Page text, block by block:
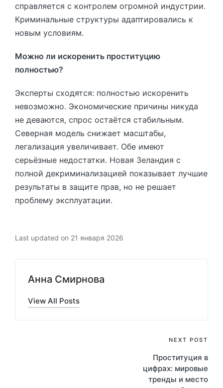
справляется с контролем огромной индустрии.
Криминальные структуры адаптировались к
новым условиям.
Можно ли искоренить проституцию
полностью?
Эксперты сходятся: полностью искоренить
невозможно. Экономические причины никуда
не деваются, спрос остаётся стабильным.
Северная модель снижает масштабы,
легализация увеличивает. Обе имеют
серьёзные недостатки. Новая Зеландия с
полной декриминализацией показывает лучшие
результаты в защите прав, но не решает
проблему эксплуатации.
Last updated on 21 января 2026
Анна Смирнова
View All Posts
NEXT POST
Проституция в
цифрах: мировые
тренды и место